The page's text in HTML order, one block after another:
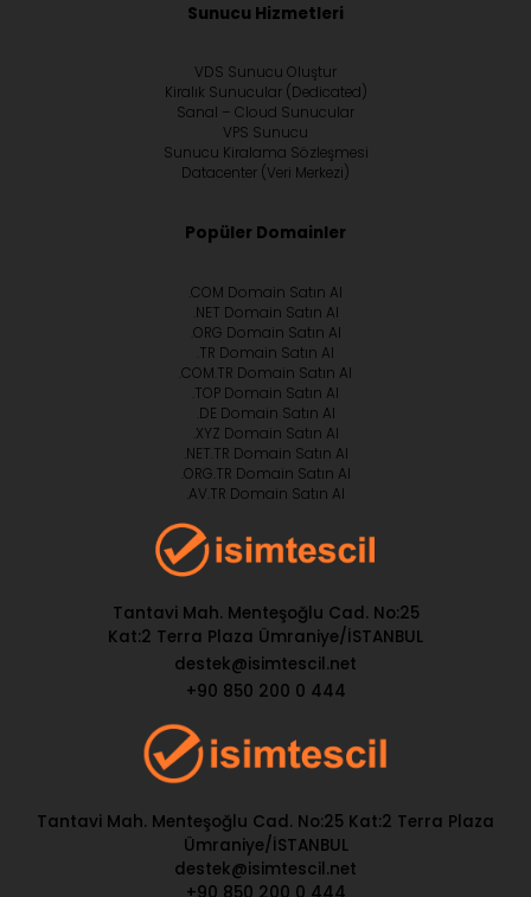
Sunucu Hizmetleri
VDS Sunucu Oluştur
Kiralık Sunucular (Dedicated)
Sanal – Cloud Sunucular
VPS Sunucu
Sunucu Kiralama Sözleşmesi
Datacenter (Veri Merkezi)
Popüler Domainler
.COM Domain Satın Al
.NET Domain Satın Al
.ORG Domain Satın Al
.TR Domain Satın Al
.COM.TR Domain Satın Al
.TOP Domain Satın Al
.DE Domain Satın Al
.XYZ Domain Satın Al
.NET.TR Domain Satın Al
.ORG.TR Domain Satın Al
.AV.TR Domain Satın Al
Tantavi Mah. Menteşoğlu Cad. No:25
Kat:2 Terra Plaza Ümraniye/İSTANBUL
destek@isimtescil.net
+90 850 200 0 444
Tantavi Mah. Menteşoğlu Cad. No:25 Kat:2 Terra Plaza
Ümraniye/İSTANBUL
destek@isimtescil.net
+90 850 200 0 444